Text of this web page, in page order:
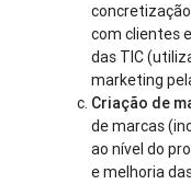
com clientes
das TIC
marketing
Criação de
de marcas
ao nível do
e melhoria